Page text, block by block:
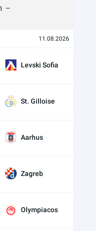
11.08.2026
Levski Sofia
St. Gilloise
Aarhus
Zagreb
Olympiacos